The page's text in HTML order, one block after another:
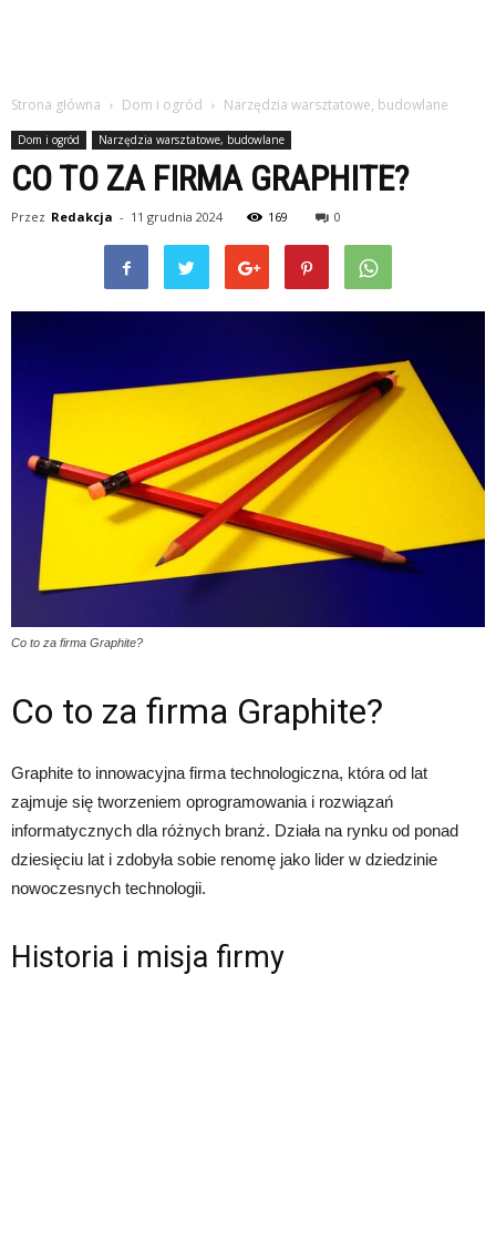
Strona główna Dom i ogród Narzędzia warsztatowe, budowlane
Dom i ogród Narzędzia warsztatowe, budowlane
CO TO ZA FIRMA GRAPHITE?
Przez Redakcja - 11 grudnia 2024 169 0
Co to za firma Graphite?
Co to za firma Graphite?
Graphite to innowacyjna firma technologiczna, która od lat
zajmuje się tworzeniem oprogramowania i rozwiązań
informatycznych dla różnych branż. Działa na rynku od ponad
dziesięciu lat i zdobyła sobie renomę jako lider w dziedzinie
nowoczesnych technologii.
Historia i misja firmy